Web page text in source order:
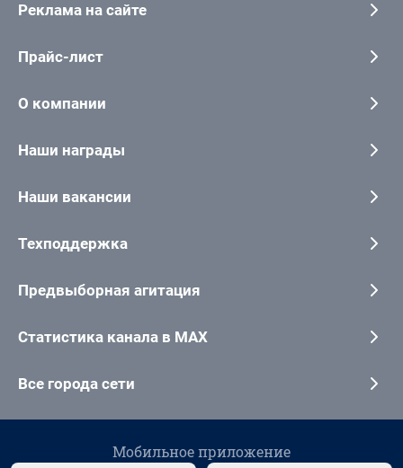
Реклама на сайте
Прайс-лист
О компании
Наши награды
Наши вакансии
Техподдержка
Предвыборная агитация
Статистика канала в MAX
Все города сети
Мобильное приложение